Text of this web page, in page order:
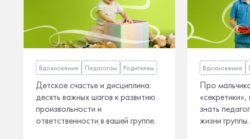
Вдохновение Педагогам Родителям
Детское счастье и дисциплина:
десять важных шагов к развитию
произвольности и
ответственности в вашей группе.
Вдохновение
Про
знать
жизни группы.